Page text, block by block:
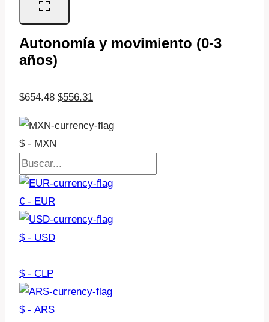
Autonomía y movimiento (0-3
años)
$654.48 El
original
era:
$654.48.
$556.31
actual
es:
$ - MXN
€ - EUR
$ - USD
$ - CLP
$ - ARS